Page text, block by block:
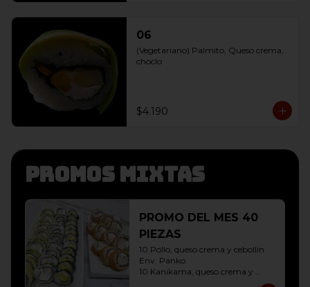
06
(Vegetariano) Palmito, Queso crema,
choclo
$4.190
Promos mixtas
PROMO DEL MES 40
PIEZAS
10 Pollo, queso crema y cebollin
Env. Panko
10 Kanikama, queso crema y